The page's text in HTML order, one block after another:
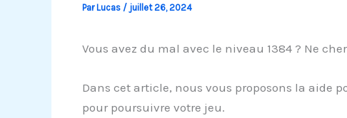
ParLucas / juillet 26, 2024
Vous avez du mal avec le niveau 1384 ? Ne
Dans cet article, nous vous proposons la aide
pour poursuivre votre jeu.